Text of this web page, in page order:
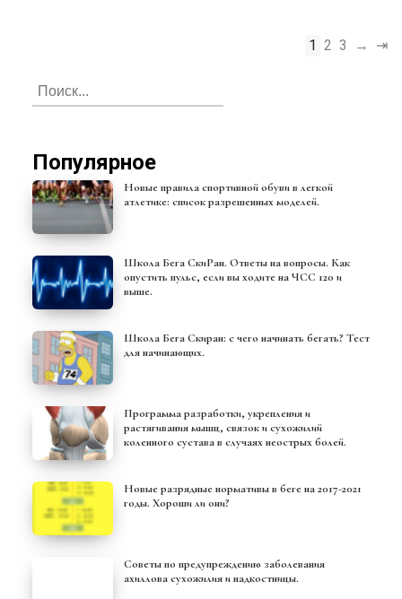
1 2 3 → ⇥
Популярное
Новые правила спортивной обуви в легкой
атлетике: список разрешенных моделей.
Школа Бега СкиРан. Ответы на вопросы. Как
опустить пульс, если вы ходите на ЧСС 120 и
выше.
Школа Бега Скиран: с чего начинать бегать? Тест
для начинающих.
Программа разработки, укрепления и
растягивания мышц, связок и сухожилий
коленного сустава в случаях неострых болей.
Новые разрядные нормативы в беге на 2017-2021
годы. Хороши ли они?
Советы по предупреждению заболевания
ахиллова сухожилия и надкостницы.